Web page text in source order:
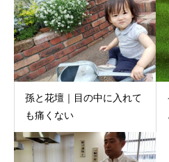
孫と花壇｜目の中に入れて
も痛くない